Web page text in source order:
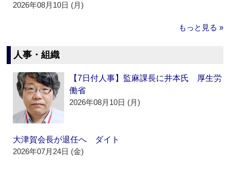
2026年08月10日 (月)
もっと見る »
人事・組織
【7日付人事】監麻課長に井本氏 厚生労
働省
2026年08月10日 (月)
大津賀会長が退任へ ダイト
2026年07月24日 (金)